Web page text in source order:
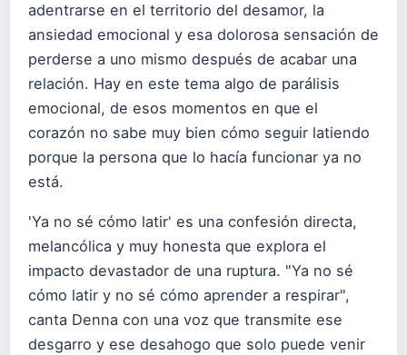
adentrarse en el territorio del desamor, la
ansiedad emocional y esa dolorosa sensación de
perderse a uno mismo después de acabar una
relación. Hay en este tema algo de parálisis
emocional, de esos momentos en que el
corazón no sabe muy bien cómo seguir latiendo
porque la persona que lo hacía funcionar ya no
está.
'Ya no sé cómo latir' es una confesión directa,
melancólica y muy honesta que explora el
impacto devastador de una ruptura. "Ya no sé
cómo latir y no sé cómo aprender a respirar",
canta Denna con una voz que transmite ese
desgarro y ese desahogo que solo puede venir